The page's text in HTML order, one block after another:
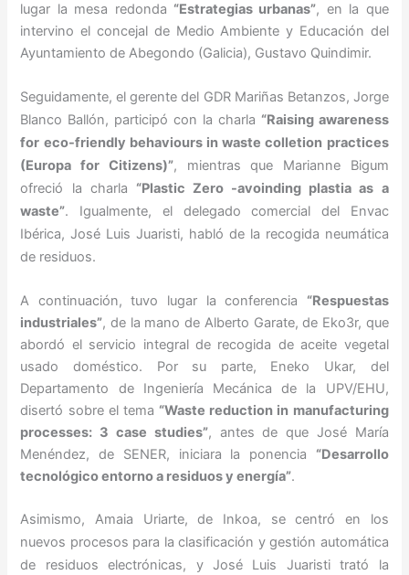
lugar la mesa redonda “Estrategias urbanas”, en la que
intervino el concejal de Medio Ambiente y Educación del
Ayuntamiento de Abegondo (Galicia), Gustavo Quindimir.
Seguidamente, el gerente del GDR Mariñas Betanzos, Jorge
Blanco Ballón, participó con la charla “Raising awareness
for eco-friendly behaviours in waste colletion practices
(Europa for Citizens)”, mientras que Marianne Bigum
ofreció la charla “Plastic Zero -avoinding plastia as a
waste”. Igualmente, el delegado comercial del Envac
Ibérica, José Luis Juaristi, habló de la recogida neumática
de residuos.
A continuación, tuvo lugar la conferencia “Respuestas
industriales”, de la mano de Alberto Garate, de Eko3r, que
abordó el servicio integral de recogida de aceite vegetal
usado doméstico. Por su parte, Eneko Ukar, del
Departamento de Ingeniería Mecánica de la UPV/EHU,
disertó sobre el tema “Waste reduction in manufacturing
processes: 3 case studies”, antes de que José María
Menéndez, de SENER, iniciara la ponencia “Desarrollo
tecnológico entorno a residuos y energía”.
Asimismo, Amaia Uriarte, de Inkoa, se centró en los
nuevos procesos para la clasificación y gestión automática
de residuos electrónicas, y José Luis Juaristi trató la